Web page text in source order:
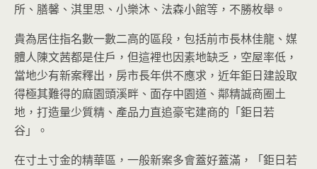
所、膳馨、淇里思、小樂沐、法森小館等，不勝枚舉。
貴為居住指名數一數二高的區段，包括前市長林佳龍、媒
體人陳文茜都是住戶，但這裡也因素地缺乏，空屋率低，
當地少有新案釋出，房市長年供不應求，近年鉅日建設取
得極其難得的麻園頭溪畔、面存中園道、鄰精誠商圈土
地，打造量少質精、產品力直追豪宅建商的「鉅日若
谷」。
在寸土寸金的精華區，一般新案多會蓋好蓋滿，「鉅日若